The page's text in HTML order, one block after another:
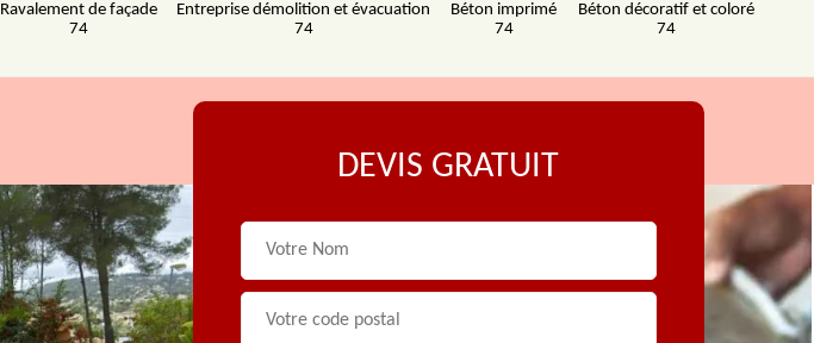
Ravalement de façade
74
Entreprise démolition et évacuation
74
Béton imprimé
74
Béton décoratif et coloré
74
DEVIS GRATUIT